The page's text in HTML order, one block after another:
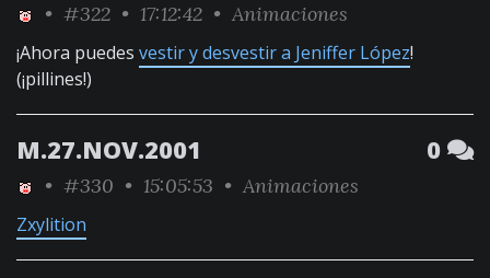
• #322 • 17:12:42 • Animaciones
¡Ahora puedes vestir y desvestir a Jeniffer López!
(¡pillines!)
M.27.NOV.2001 0
• #330 • 15:05:53 • Animaciones
Zxylition